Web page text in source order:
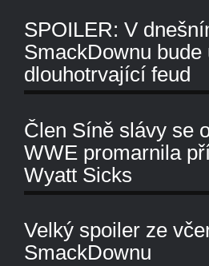
SPOILER: V
SmackDownu bude
dlouhotrvající feud
Člen Síně slávy se
WWE promarnila
Wyatt Sicks
Velký spoiler ze
SmackDownu